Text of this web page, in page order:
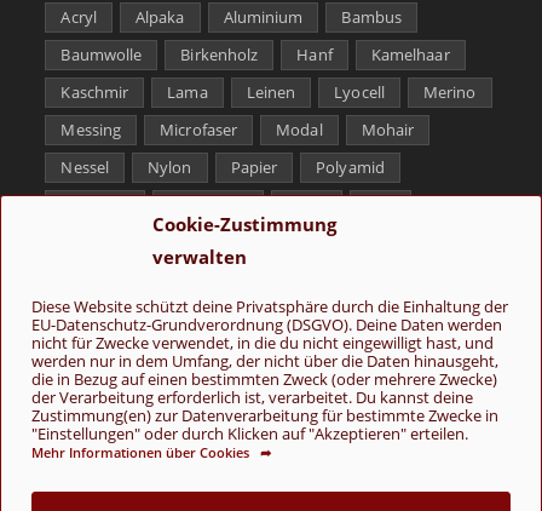
Cookie-Zustimmung
verwalten
Diese Website schützt deine Privatsphäre durch die Einhaltung der
EU-Datenschutz-Grundverordnung (DSGVO). Deine Daten werden
nicht für Zwecke verwendet, in die du nicht eingewilligt hast, und
werden nur in dem Umfang, der nicht über die Daten hinausgeht,
die in Bezug auf einen bestimmten Zweck (oder mehrere Zwecke)
der Verarbeitung erforderlich ist, verarbeitet. Du kannst deine
Zustimmung(en) zur Datenverarbeitung für bestimmte Zwecke in
"Einstellungen" oder durch Klicken auf "Akzeptieren" erteilen.
Mehr Informationen über Cookies ➦
Acryl Alpaka Aluminium
Bambus
Baumwolle
Birkenholz Hanf
Kamelhaar
Kaschmir
Lama Leinen Lyocell
Merino
Messing
Microfaser Modal
Mohair
Nessel
Nylon Papier
Polyamid
Folge uns